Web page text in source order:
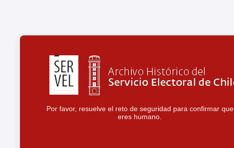
Por favor, resuelve el reto de seguridad para confirmar que
eres humano.